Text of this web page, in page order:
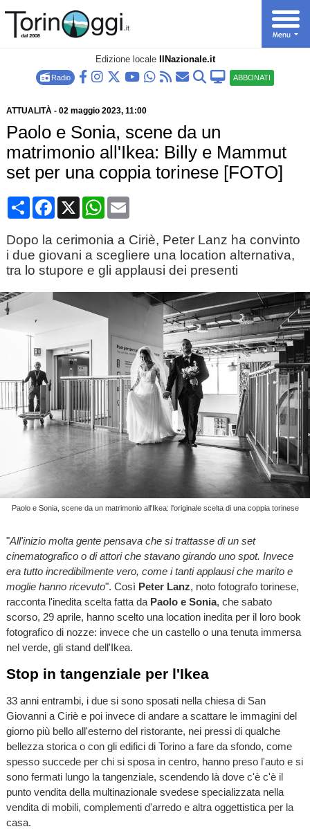
Edizione locale IlNazionale.it
Radio ABBONATI
ATTUALITÀ- 02 maggio 2023, 11:00
Paolo e Sonia, scene da un
matrimonio all'Ikea: Billy e Mammut
set per una coppia torinese [FOTO]
CondividiFacebook
X WhatsApp
Email
Dopo la cerimonia a Ciriè, Peter Lanz ha convinto
i due giovani a scegliere una location alternativa,
tra lo stupore e gli applausi dei presenti
Paolo e Sonia, scene da un matrimonio all'Ikea: l'originale scelta di una coppia torinese
"All'inizio molta gente pensava che si trattasse di un set
cinematografico o di attori che stavano girando uno spot. Invece
era tutto incredibilmente vero, come i tanti applausi che marito e
moglie hanno ricevuto". Così Peter Lanz, noto fotografo torinese,
racconta l'inedita scelta fatta da Paolo e Sonia, che sabato
scorso, 29 aprile, hanno scelto una location inedita per il loro book
fotografico di nozze: invece che un castello o una tenuta immersa
nel verde, gli stand dell'Ikea.
Stop in tangenziale per l'Ikea
33 anni entrambi, i due si sono sposati nella chiesa di San
Giovanni a Ciriè e poi invece di andare a scattare le immagini del
giorno più bello all'esterno del ristorante, nei pressi di qualche
bellezza storica o con gli edifici di Torino a fare da sfondo, come
spesso succede per chi si sposa in centro, hanno preso l'auto e si
sono fermati lungo la tangenziale, scendendo là dove c'è c'è il
punto vendita della multinazionale svedese specializzata nella
vendita di mobili, complementi d'arredo e altra oggettistica per la
casa.